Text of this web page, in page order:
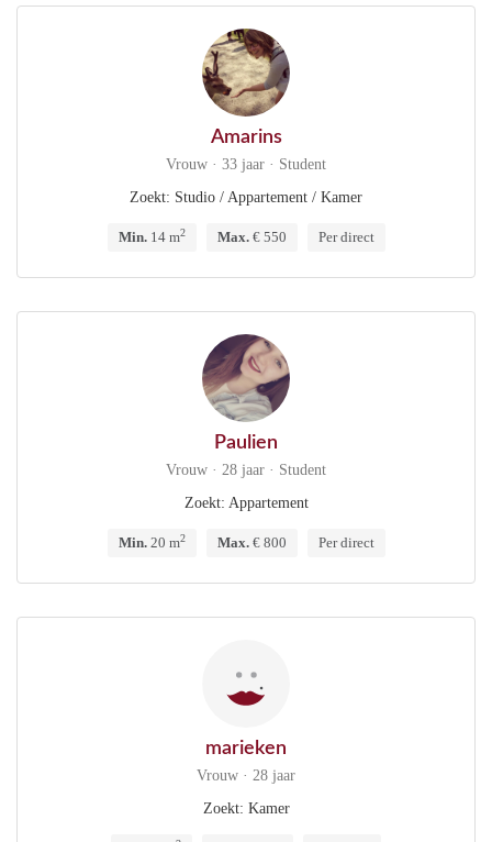
Amarins
Vrouw · 33 jaar · Student
Zoekt: Studio / Appartement / Kamer
Min.14 m2 Max.€ 550 Per direct
Paulien
Vrouw · 28 jaar · Student
Zoekt: Appartement
Min.20 m2 Max.€ 800 Per direct
marieken
Vrouw · 28 jaar
Zoekt: Kamer